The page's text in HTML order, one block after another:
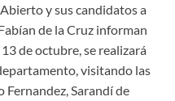
y sus candidatos a
de la Cruz informan
de octubre, se realizará
visitando las
Sarandí de